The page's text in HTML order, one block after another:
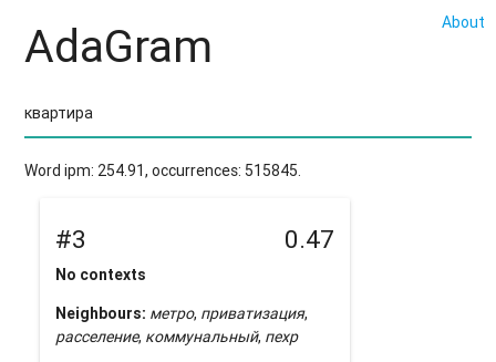
About
AdaGram
Word ipm: 254.91, occurrences: 515845.
#3 0.47
No contexts
Neighbours: метро, приватизация,
расселение, коммунальный, пехр